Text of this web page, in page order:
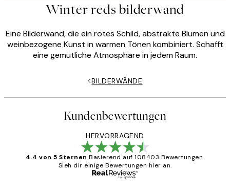
Winter reds bilderwand
Eine Bilderwand, die ein rotes Schild, abstrakte Blumen und
weinbezogene Kunst in warmen Tönen kombiniert. Schafft
eine gemütliche Atmosphäre in jedem Raum.
BILDERWÄNDE
Kundenbewertungen
HERVORRAGEND
4.4 von 5 Sternen Basierend auf 108403 Bewertungen.
Sieh dir einige Bewertungen hier an.